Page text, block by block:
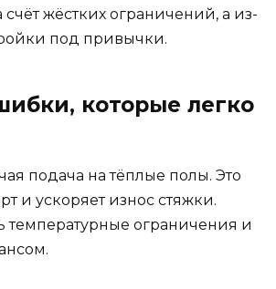
счёт жёстких ограничений, а из-
под привычки.
которые легко
подача на тёплые полы. Это
и ускоряет износ стяжки.
температурные ограничения и